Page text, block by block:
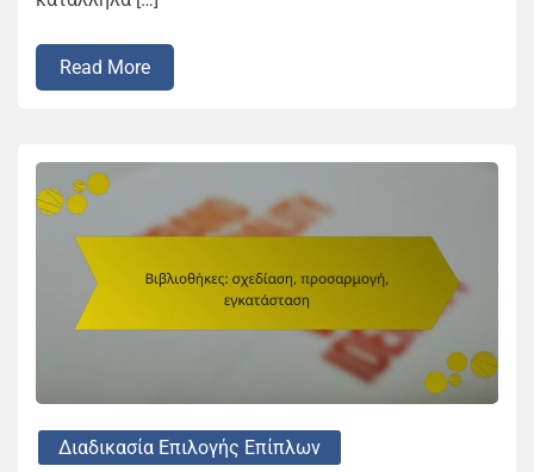
Read More
Διαδικασία Επιλογής Επίπλων